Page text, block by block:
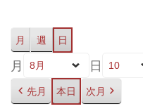
月 週 日
月 日
先月 本日 次月